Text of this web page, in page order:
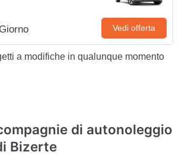
Vedi offerta
a modifiche in qualunque momento
di autonoleggio
Bizerte